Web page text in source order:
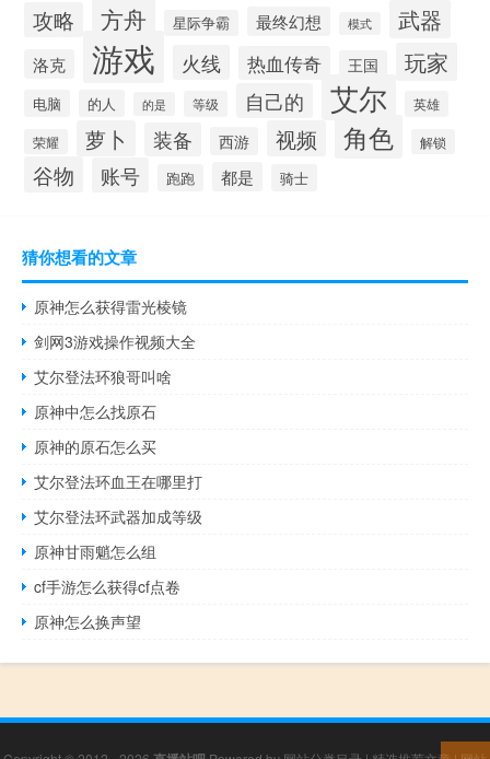
攻略
方舟 星际争霸 最终幻想 模式 武器
洛克 游戏 火线 热血传奇 王国 玩家
电脑 的人 的是 等级 自己的 艾尔 英雄
荣耀 萝卜 装备 西游 视频 角色 解锁
谷物 账号 跑跑 都是 骑士
猜你想看的文章
原神怎么获得雷光棱镜
剑网3游戏操作视频大全
艾尔登法环狼哥叫啥
原神中怎么找原石
原神的原石怎么买
艾尔登法环血王在哪里打
艾尔登法环武器加成等级
原神甘雨魈怎么组
cf手游怎么获得cf点卷
原神怎么换声望